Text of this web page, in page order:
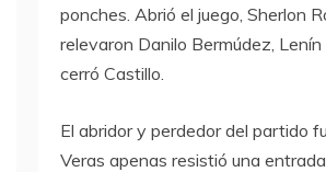
ponches. Abrió el juego, Sherlon
relevaron Danilo Bermúdez,
cerró Castillo.
El abridor y perdedor del partido
Veras apenas resistió una